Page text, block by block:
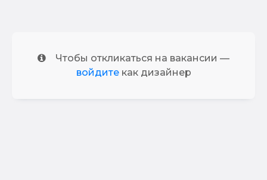
Чтобы откликаться на вакансии —
войдитекак дизайнер